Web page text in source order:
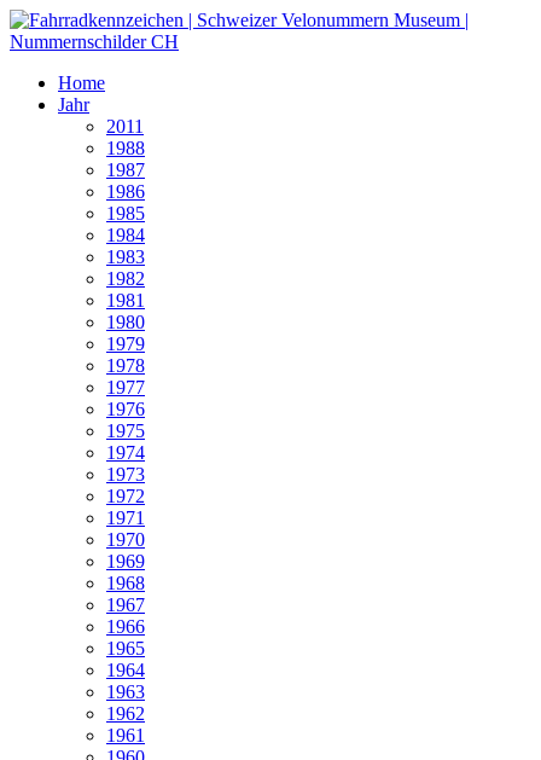
Home
Jahr
2011
1988
1987
1986
1985
1984
1983
1982
1981
1980
1979
1978
1977
1976
1975
1974
1973
1972
1971
1970
1969
1968
1967
1966
1965
1964
1963
1962
1961